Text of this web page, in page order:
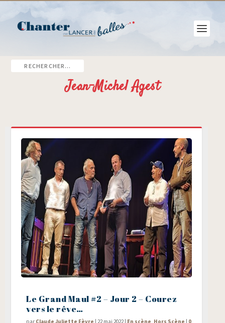
Jean-Michel Agest
Le Grand Maul #2 – Jour 2 – Courez
vers le rêve…
par Claude Juliette Fèvre |22 mai 2022 | En scène Hors Scène | 0